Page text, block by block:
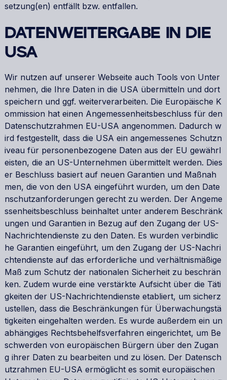
setzung(en) entfällt bzw. entfallen.
DATENWEITERGABE IN DIE
USA
Wir nutzen auf unserer Webseite auch Tools von Unter
nehmen, die Ihre Daten in die USA übermitteln und dort
speichern und ggf. weiterverarbeiten. Die Europäische K
ommission hat einen Angemessenheitsbeschluss für den
Datenschutzrahmen EU-USA angenommen. Dadurch w
ird festgestellt, dass die USA ein angemessenes Schutzn
iveau für personenbezogene Daten aus der EU gewährl
eisten, die an US-Unternehmen übermittelt werden. Dies
er Beschluss basiert auf neuen Garantien und Maßnah
men, die von den USA eingeführt wurden, um den Date
nschutzanforderungen gerecht zu werden. Der Angeme
ssenheitsbeschluss beinhaltet unter anderem Beschränk
ungen und Garantien in Bezug auf den Zugang der US-
Nachrichtendienste zu den Daten. Es wurden verbindlic
he Garantien eingeführt, um den Zugang der US-Nachri
chtendienste auf das erforderliche und verhältnismäßige
Maß zum Schutz der nationalen Sicherheit zu beschrän
ken. Zudem wurde eine verstärkte Aufsicht über die Täti
gkeiten der US-Nachrichtendienste etabliert, um sicherz
ustellen, dass die Beschränkungen für Überwachungstä
tigkeiten eingehalten werden. Es wurde außerdem ein un
abhängiges Rechtsbehelfsverfahren eingerichtet, um Be
schwerden von europäischen Bürgern über den Zugan
g ihrer Daten zu bearbeiten und zu lösen. Der Datensch
utzrahmen EU-USA ermöglicht es somit europäischen